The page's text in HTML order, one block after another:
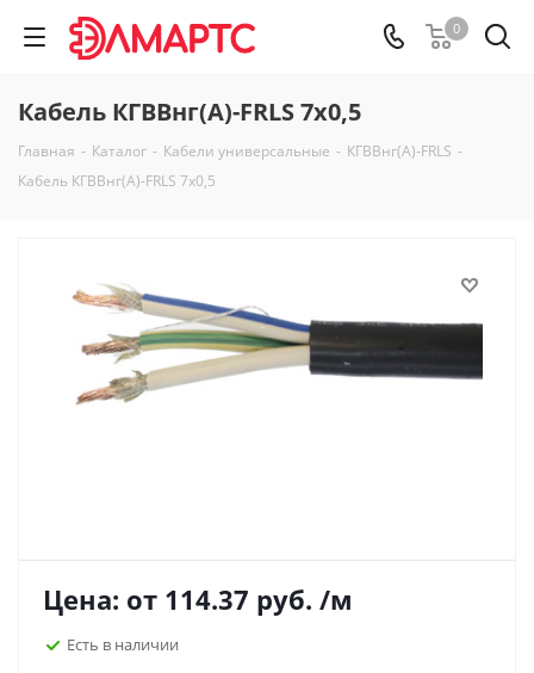
0
Кабель КГВВнг(А)-FRLS 7х0,5
Главная - Каталог - Кабели универсальные - КГВВнг(А)-FRLS -
Кабель КГВВнг(А)-FRLS 7х0,5
Цена: от 114.37 руб. /м
Есть в наличии